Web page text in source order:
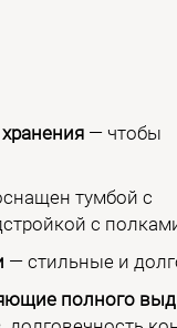
— чтобы
тумбой с
с
— стильные и
полного